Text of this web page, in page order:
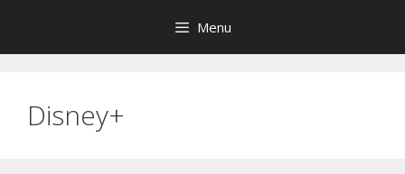
contenu
Menu
Disney+